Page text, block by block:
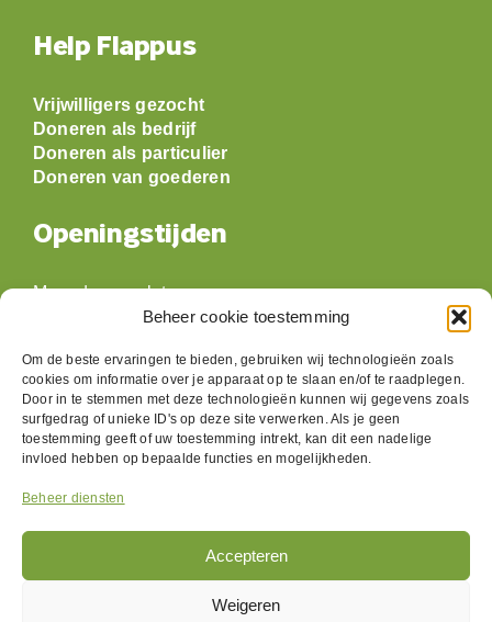
Beheer cookie toestemming
Om de beste ervaringen te bieden, gebruiken wij technologieën zoals
cookies om informatie over je apparaat op te slaan en/of te raadplegen.
Door in te stemmen met deze technologieën kunnen wij gegevens zoals
surfgedrag of unieke ID's op deze site verwerken. Als je geen
toestemming geeft of uw toestemming intrekt, kan dit een nadelige
invloed hebben op bepaalde functies en mogelijkheden.
Beheer diensten
Accepteren
Weigeren
Help Flappus
Vrijwilligers gezocht
Doneren als bedrijf
Doneren als particulier
Doneren van goederen
Openingstijden
Maandag: gesloten
09:30 t/m 17:00
Donderdag:09:30 t/m 17:00
Vrijdag:09:30 t/m 17:00
Zaterdag:09:30 t/m 17:00
Zondag: gesloten